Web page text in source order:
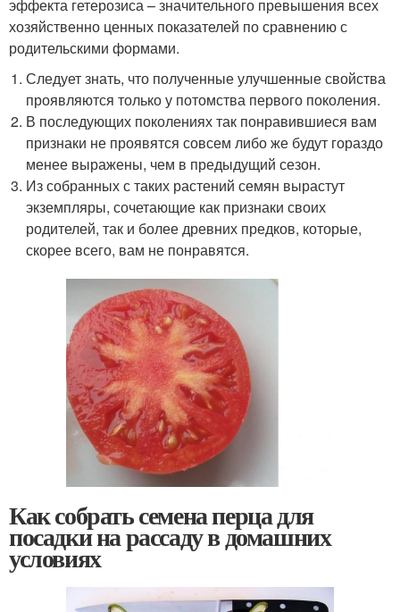
эффекта гетерозиса – значительного превышения всех
хозяйственно ценных показателей по сравнению с
родительскими формами.
Следует знать, что полученные улучшенные свойства
проявляются только у потомства первого поколения.
В последующих поколениях так понравившиеся вам
признаки не проявятся совсем либо же будут гораздо
менее выражены, чем в предыдущий сезон.
Из собранных с таких растений семян вырастут
экземпляры, сочетающие как признаки своих
родителей, так и более древних предков, которые,
скорее всего, вам не понравятся.
Как собрать семена перца для
посадки на рассаду в домашних
условиях